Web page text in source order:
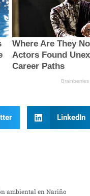
LinkedIn
ambiental en Nariño